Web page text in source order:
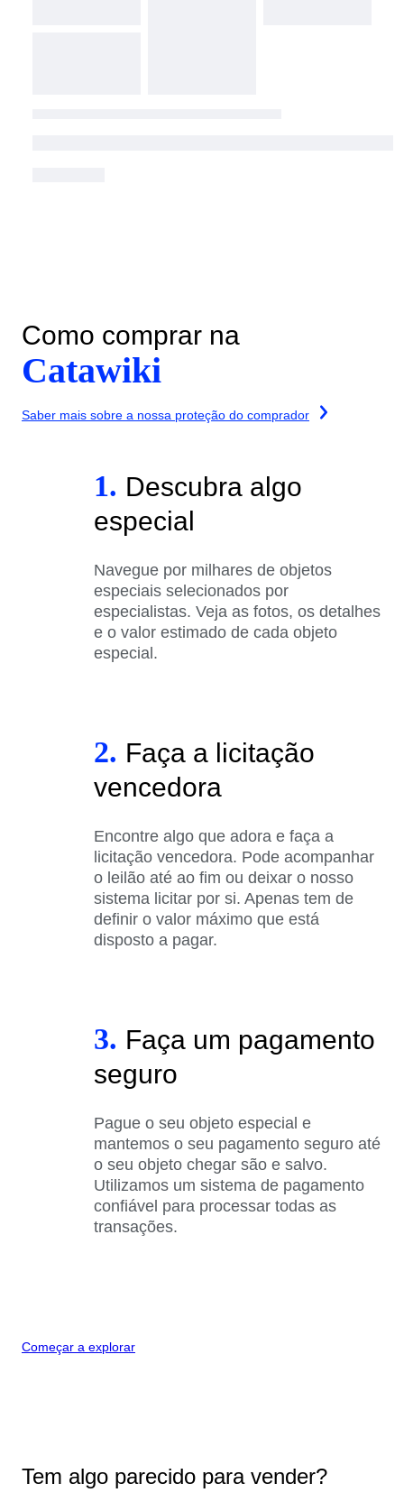
Como comprar na
Catawiki
Saber mais sobre a nossa proteção do comprador
1. Descubra algo
especial
Navegue por milhares de objetos
especiais selecionados por
especialistas. Veja as fotos, os detalhes
e o valor estimado de cada objeto
especial.
2. Faça a licitação
vencedora
Encontre algo que adora e faça a
licitação vencedora. Pode acompanhar
o leilão até ao fim ou deixar o nosso
sistema licitar por si. Apenas tem de
definir o valor máximo que está
disposto a pagar.
3. Faça um pagamento
seguro
Pague o seu objeto especial e
mantemos o seu pagamento seguro até
o seu objeto chegar são e salvo.
Utilizamos um sistema de pagamento
confiável para processar todas as
transações.
Começar a explorar
Tem algo parecido para vender?